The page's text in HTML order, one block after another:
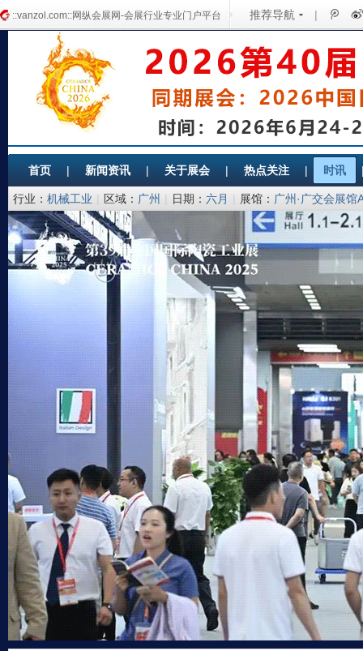
::vanzol.com::网纵会展网-会展行业专业门户平台 推荐导航 |
首页 | 新闻资讯 | 关于展会 | 热点关注 | 时讯
行业： 机械工业 | 区域： 广州 | 日期： 六月 | 展馆： 广州·广交会展馆
联合会、中国建筑卫生陶瓷协会、中国陶瓷工业协会、中国国际贸易
服务有限公司、北京建展科技发展有限公司